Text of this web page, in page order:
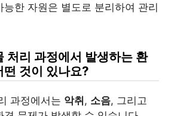
능한 자원은 별도로 분리하여 관리
처리 과정에서 발생하는 환
떤 것이 있나요?
과정에서는 악취 , 소음, 그리고